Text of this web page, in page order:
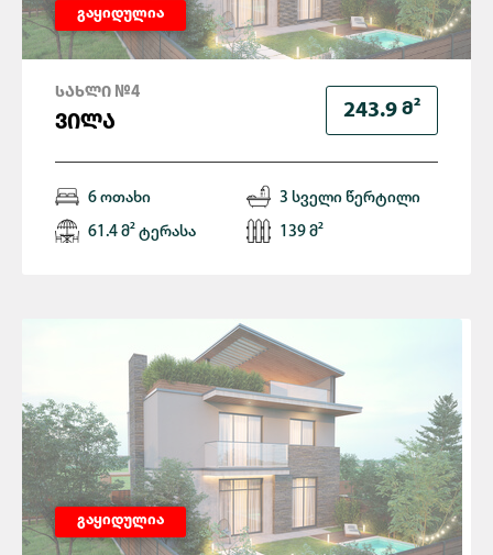
გაყიდულია
243.9 Მ²
ᲡᲐᲮᲚᲘ №4
ᲕᲘᲚᲐ
6 ოთახი 3 სველი წერტილი
61.4 მ² ტერასა 139 მ²
გაყიდულია